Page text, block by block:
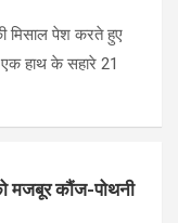
मिसाल पेश करते हुए
एक हाथ के सहारे 21
मजबूर कौंज-पोथनी